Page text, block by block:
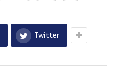
Twitter